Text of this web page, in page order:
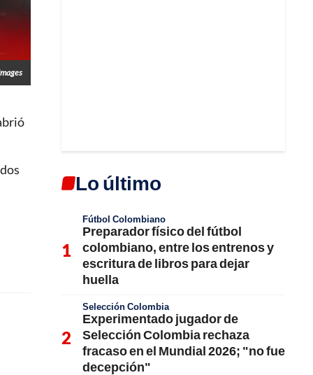
Lo último
Fútbol Colombiano
Preparador físico del fútbol
colombiano, entre los entrenos y
escritura de libros para dejar
huella
Selección Colombia
Experimentado jugador de
Selección Colombia rechaza
fracaso en el Mundial 2026; "no fue
decepción"